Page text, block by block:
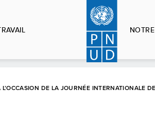
DE LA JOURNÉE INTERNATIONALE